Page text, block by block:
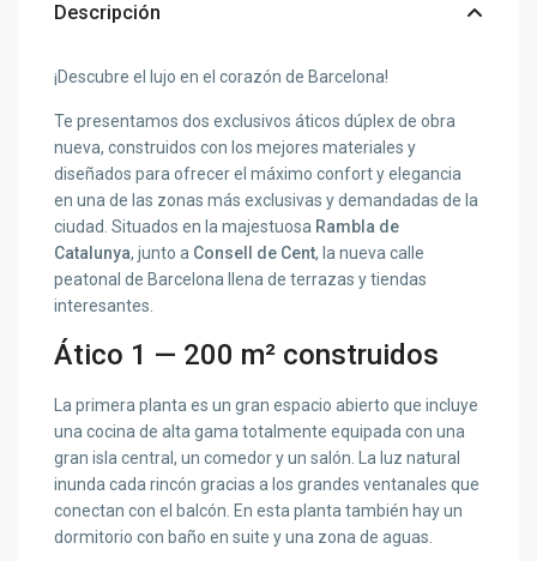
Descripción
¡Descubre el lujo en el corazón de Barcelona!
Te presentamos dos exclusivos áticos dúplex de obra
nueva, construidos con los mejores materiales y
diseñados para ofrecer el máximo confort y elegancia
en una de las zonas más exclusivas y demandadas de la
ciudad. Situados en la majestuosa Rambla de
Catalunya, junto a Consell de Cent, la nueva calle
peatonal de Barcelona llena de terrazas y tiendas
interesantes.
Ático 1 — 200 m² construidos
La primera planta es un gran espacio abierto que incluye
una cocina de alta gama totalmente equipada con una
gran isla central, un comedor y un salón. La luz natural
inunda cada rincón gracias a los grandes ventanales que
conectan con el balcón. En esta planta también hay un
dormitorio con baño en suite y una zona de aguas.